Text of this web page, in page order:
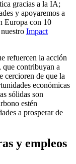
gracias a la IA;
y apoyaremos a
Europa con 10
Impact
refuercen la acción
que contribuyan a
cercioren de que la
económicas
sólidas son
estén
a prosperar de
y empleos